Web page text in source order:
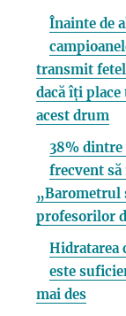
Înainte de
transmit
dacă îți
acest drum
38% dintre
frecvent să
„Barometrul
profesorilor
Hidratarea
este
mai des